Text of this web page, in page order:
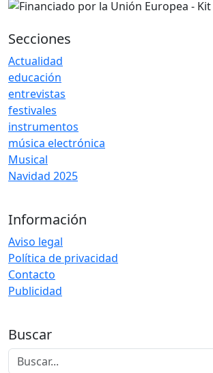
Secciones
Actualidad
educación
entrevistas
festivales
instrumentos
música electrónica
Musical
Navidad 2025
Información
Aviso legal
Política de privacidad
Contacto
Publicidad
Buscar